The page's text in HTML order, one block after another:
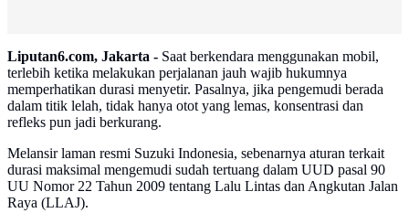
Liputan6.com, Jakarta - Saat berkendara menggunakan mobil,
terlebih ketika melakukan perjalanan jauh wajib hukumnya
memperhatikan durasi menyetir. Pasalnya, jika pengemudi berada
dalam titik lelah, tidak hanya otot yang lemas, konsentrasi dan
refleks pun jadi berkurang.
Melansir laman resmi Suzuki Indonesia, sebenarnya aturan terkait
durasi maksimal mengemudi sudah tertuang dalam UUD pasal 90
UU Nomor 22 Tahun 2009 tentang Lalu Lintas dan Angkutan Jalan
Raya (LLAJ).